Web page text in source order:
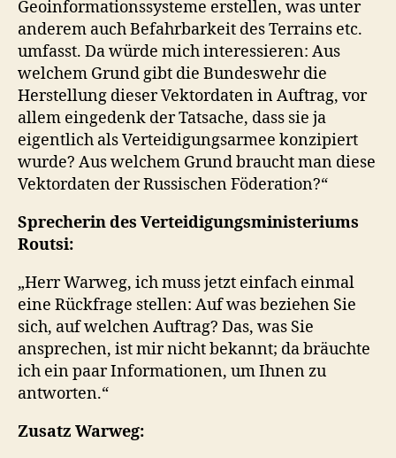
Geoinformationssysteme erstellen, was unter
anderem auch Befahrbarkeit des Terrains etc.
umfasst. Da würde mich interessieren: Aus
welchem Grund gibt die Bundeswehr die
Herstellung dieser Vektordaten in Auftrag, vor
allem eingedenk der Tatsache, dass sie ja
eigentlich als Verteidigungsarmee konzipiert
wurde? Aus welchem Grund braucht man diese
Vektordaten der Russischen Föderation?“
Sprecherin des Verteidigungsministeriums
Routsi:
„Herr Warweg, ich muss jetzt einfach einmal
eine Rückfrage stellen: Auf was beziehen Sie
sich, auf welchen Auftrag? Das, was Sie
ansprechen, ist mir nicht bekannt; da bräuchte
ich ein paar Informationen, um Ihnen zu
antworten.“
Zusatz Warweg: